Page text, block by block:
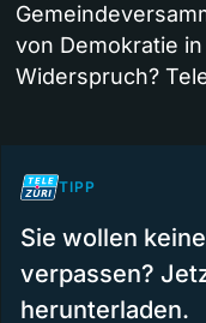
von Demokratie
Widerspruch?
TIPP
Sie wollen
verpassen?
herunterladen.